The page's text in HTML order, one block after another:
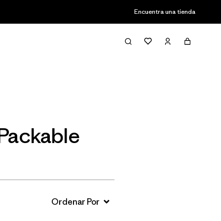
Encuentra una tienda
Filter & Sort